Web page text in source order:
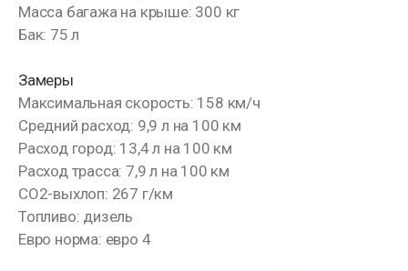
Масса багажа на крыше: 300 кг
Бак: 75 л
Замеры
Максимальная скорость: 158 км/ч
Средний расход: 9,9 л на 100 км
Расход город: 13,4 л на 100 км
Расход трасса: 7,9 л на 100 км
CO2-выхлоп: 267 г/км
Топливо: дизель
Евро норма: евро 4